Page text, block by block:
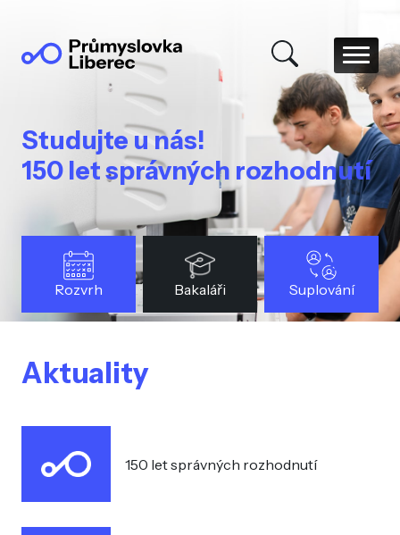
Studujte u nás!
150 let správných rozhodnutí
Rozvrh Bakaláři Suplování
Aktuality
150 let správných rozhodnutí